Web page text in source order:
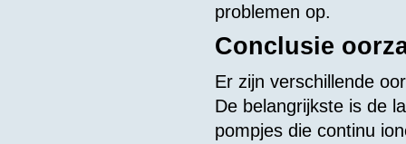
problemen op.
Conclusie
Er zijn verschillende
De belangrijkste is de
pompjes die continu